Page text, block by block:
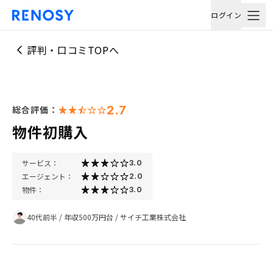
ログイン
評判・口コミTOPへ
総合評価： 2.7
物件初購入
サービス： 3.0
エージェント： 2.0
物件： 3.0
40代前半 / 年収500万円台 /サイチ工業株式会社